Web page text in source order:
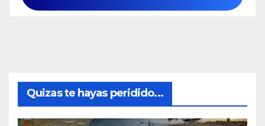
Quizas te hayas peridido...